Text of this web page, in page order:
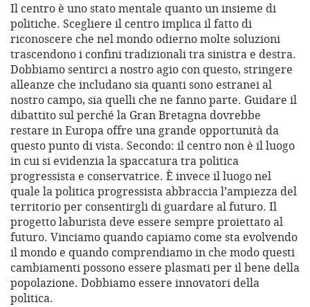
Il centro è uno stato mentale quanto un insieme di
politiche. Scegliere il centro implica il fatto di
riconoscere che nel mondo odierno molte soluzioni
trascendono i confini tradizionali tra sinistra e destra.
Dobbiamo sentirci a nostro agio con questo, stringere
alleanze che includano sia quanti sono estranei al
nostro campo, sia quelli che ne fanno parte. Guidare il
dibattito sul perché la Gran Bretagna dovrebbe
restare in Europa offre una grande opportunità da
questo punto di vista. Secondo: il centro non è il luogo
in cui si evidenzia la spaccatura tra politica
progressista e conservatrice. È invece il luogo nel
quale la politica progressista abbraccia l’ampiezza del
territorio per consentirgli di guardare al futuro. Il
progetto laburista deve essere sempre proiettato al
futuro. Vinciamo quando capiamo come sta evolvendo
il mondo e quando comprendiamo in che modo questi
cambiamenti possono essere plasmati per il bene della
popolazione. Dobbiamo essere innovatori della
politica.